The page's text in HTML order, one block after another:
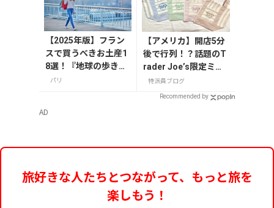
【2025年版】フラン
スで買うべきお土産1
8選！『地球の歩き
方』編集者おすすめ
パリ
【アメリカ】開店5分
後で行列！？話題のT
rader Joe’s限定ミニ
トート発売日レポ
特派員ブログ
Recommended by
AD
旅好きな人たちとつながって、もっと旅を
楽しもう！